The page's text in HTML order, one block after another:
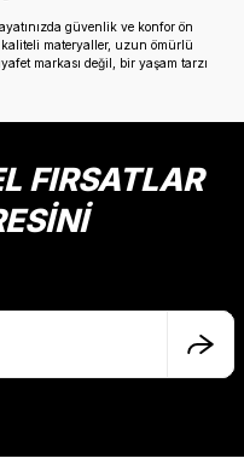
güvenlik ve konfor ön
kaliteli materyaller, uzun ömürlü
markası değil, bir yaşam tarzı
FIRSATLAR